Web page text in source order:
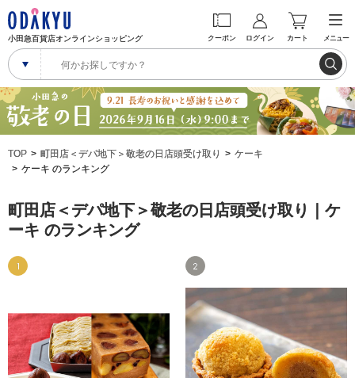
小田急百貨店オンラインショッピング クーポン ログイン カート メニュー
TOP 町田店＜デパ地下＞敬老の日店頭受け取り
ケーキ
ケーキ のランキング
町田店＜デパ地下＞敬老の日店頭受け取り｜ケ
ーキ のランキング
1 2